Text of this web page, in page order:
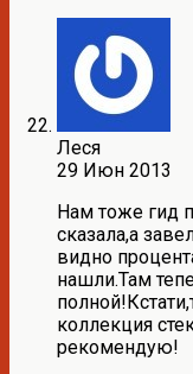
Леся
29 Июн 2013
Нам тоже гид
сказала,а
видно
нашли.Там
коллекция
рекомендую!